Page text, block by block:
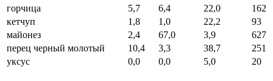
горчица 5,7 6,4 22,0
162
кетчуп
1,8 1,0 22,2
93
майонез
2,4 67,0 3,9
627
перец черный молотый
10,4 3,3 38,7
251
уксус
0,0 0,0 5,0 20